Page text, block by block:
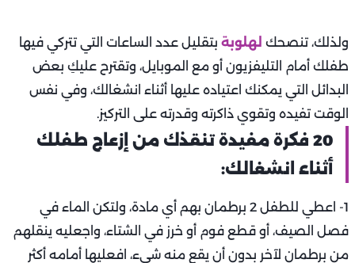
ولذلك، تنصحك لهلوبة بتقليل عدد الساعات التي تتركي فيها
طفلك أمام التليفزيون أو مع الموبايل، وتقترح عليكِ بعض
البدائل التي يمكنك اعتياده عليها أثناء انشغالك، وفي نفس
الوقت تفيده وتقوي ذاكرته وقدرته على التركيز.
20 فكرة مفيدة تنقذك من إزعاج طفلك
أثناء انشغالك:
1- اعطي للطفل 2 برطمان بهم أي مادة، ولتكن الماء في
فصل الصيف، أو قطع فوم أو خرز في الشتاء، واجعليه ينقلهم
من برطمان لآخر بدون أن يقع منه شيء، افعليها أمامه أكثر